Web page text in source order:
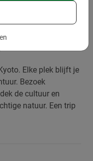
Elke plek blijft je
Bezoek
de cultuur en
natuur. Een trip